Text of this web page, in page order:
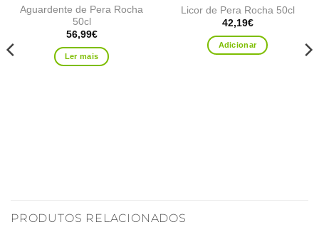
aos
favoritos
Aguardente de Pera Rocha
50cl
56,99€
Ler mais
aos
favoritos
Licor de Pera Rocha 50cl
42,19€
Adicionar
PRODUTOS RELACIONADOS